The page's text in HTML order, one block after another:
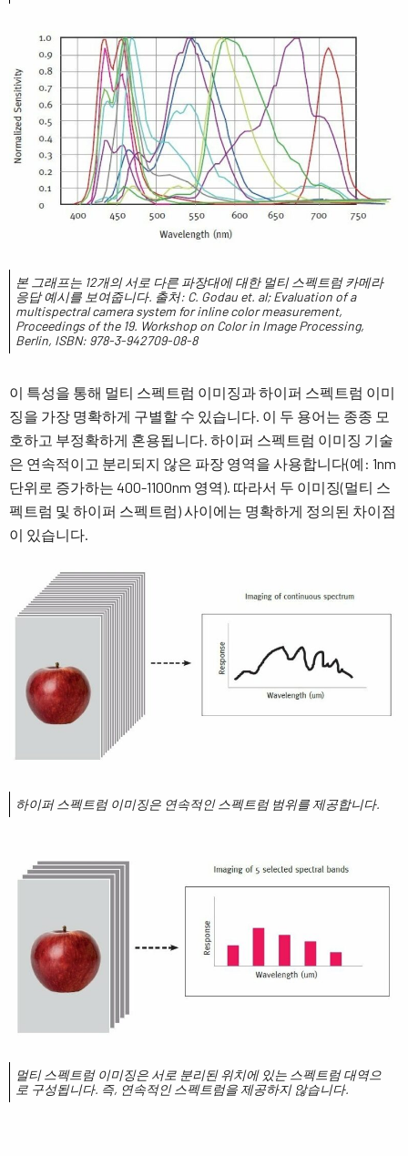
본 그래프는 12개의 서로 다른 파장대에 대한 멀티 스펙트럼 카메라
응답 예시를 보여줍니다. 출처: C. Godau et. al; Evaluation of a
multispectral camera system for inline color measurement,
Proceedings of the 19. Workshop on Color in Image Processing,
Berlin, ISBN: 978-3-942709-08-8
이 특성을 통해 멀티 스펙트럼 이미징과 하이퍼 스펙트럼 이미
징을 가장 명확하게 구별할 수 있습니다. 이 두 용어는 종종 모
호하고 부정확하게 혼용됩니다. 하이퍼 스펙트럼 이미징 기술
은 연속적이고 분리되지 않은 파장 영역을 사용합니다(예: 1nm
단위로 증가하는 400-1100nm 영역). 따라서 두 이미징(멀티 스
펙트럼 및 하이퍼 스펙트럼) 사이에는 명확하게 정의된 차이점
이 있습니다.
하이퍼 스펙트럼 이미징은 연속적인 스펙트럼 범위를 제공합니다.
멀티 스펙트럼 이미징은 서로 분리된 위치에 있는 스펙트럼 대역으
로 구성됩니다. 즉, 연속적인 스펙트럼을 제공하지 않습니다.